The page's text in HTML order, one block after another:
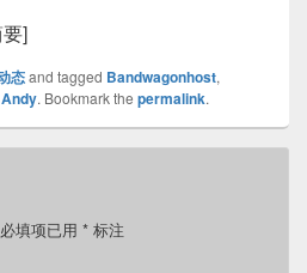
]
态and tagged Bandwagonhost,
Andy. Bookmark the permalink.
必填项已用 * 标注